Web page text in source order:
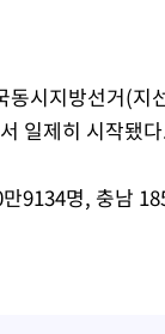
시지방선거(지
일제히 시작됐
9134명, 충남